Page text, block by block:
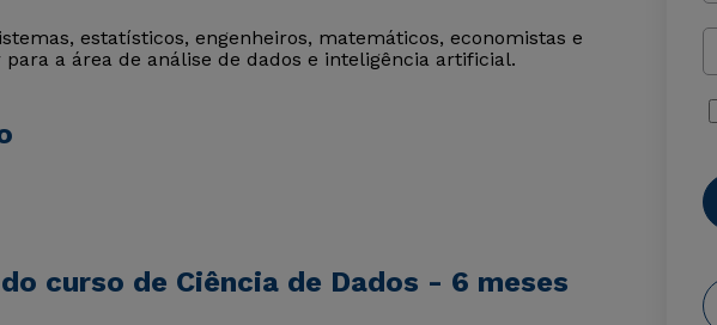
estatísticos, engenheiros, matemáticos, economistas e
a área de análise de dados e inteligência artificial.
curso de Ciência de Dados - 6 meses